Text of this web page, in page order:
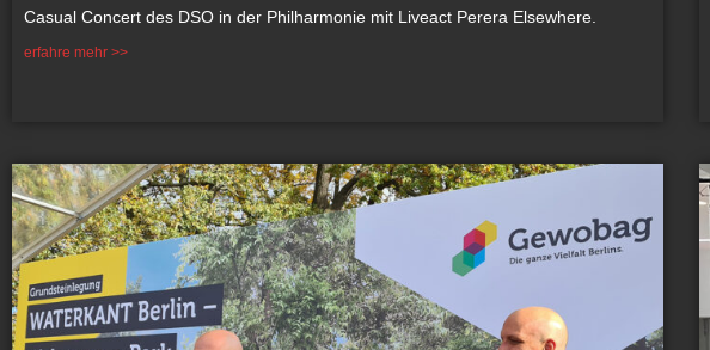
Casual Concert des DSO in der Philharmonie mit Liveact Perera Elsewhere.
erfahre mehr >>